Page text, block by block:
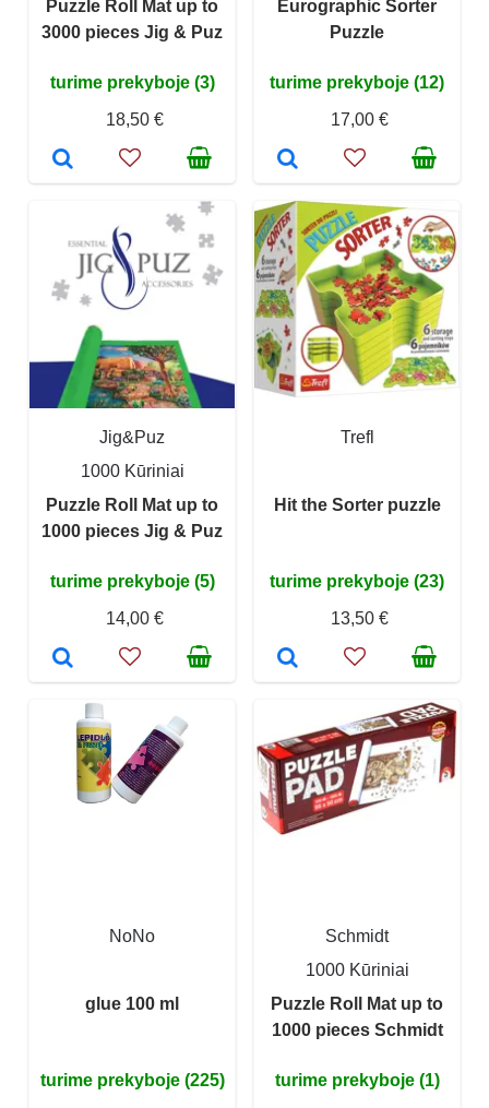
Puzzle Roll Mat up to
3000 pieces Jig & Puz
turime prekyboje (3)
18,50 €
Eurographic Sorter
Puzzle
turime prekyboje (12)
17,00 €
Jig&Puz
1000 Kūriniai
Puzzle Roll Mat up to
1000 pieces Jig & Puz
turime prekyboje (5)
14,00 €
Trefl
Hit the Sorter puzzle
turime prekyboje (23)
13,50 €
NoNo
glue 100 ml
turime prekyboje (225)
Schmidt
1000 Kūriniai
Puzzle Roll Mat up to
1000 pieces Schmidt
turime prekyboje (1)